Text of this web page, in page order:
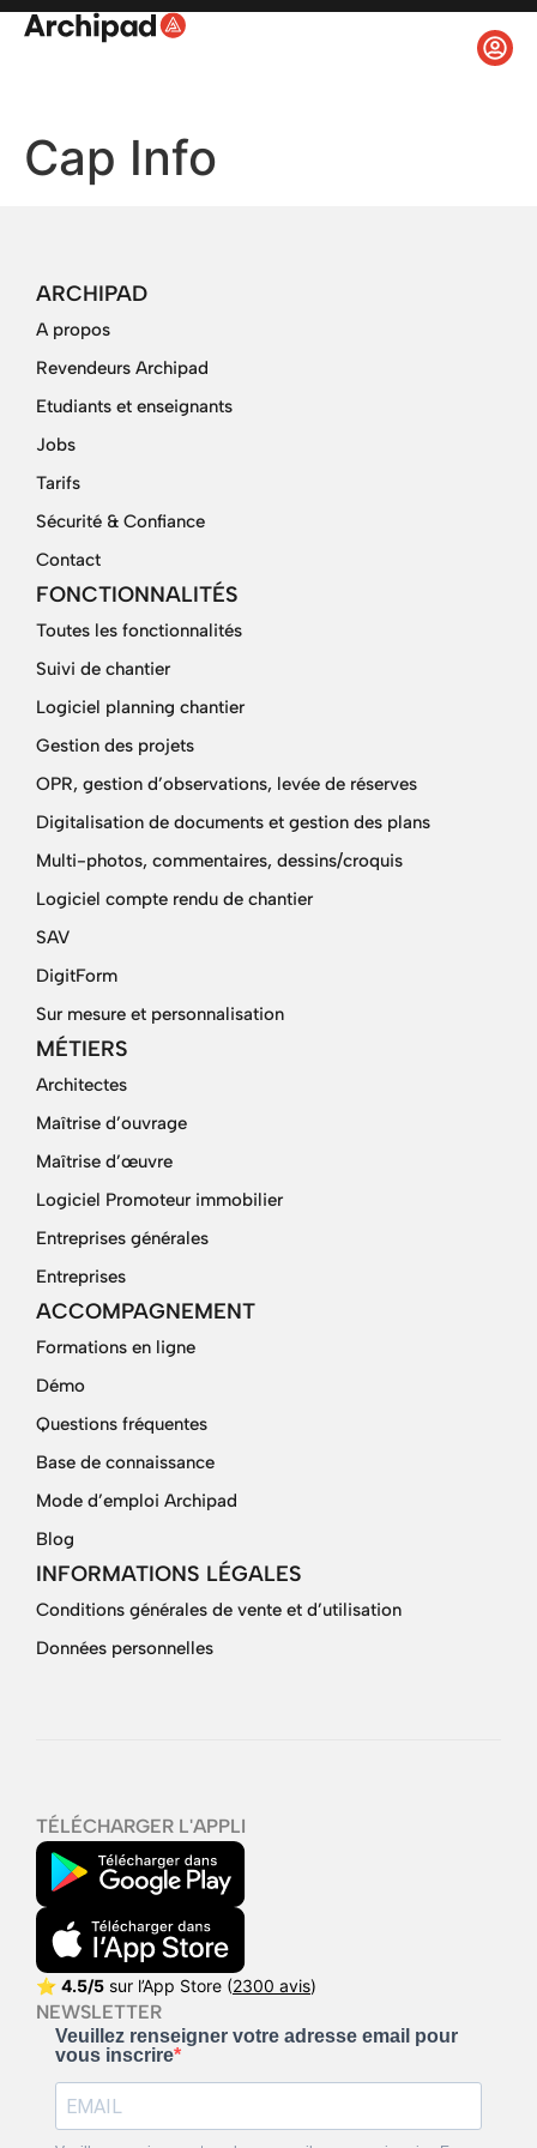
Cap Info
ARCHIPAD
A propos
Revendeurs Archipad
Etudiants et enseignants
Jobs
Tarifs
Sécurité & Confiance
Contact
FONCTIONNALITÉS
Toutes les fonctionnalités
Suivi de chantier
Logiciel planning chantier
Gestion des projets
OPR, gestion d’observations, levée de réserves
Digitalisation de documents et gestion des plans
Multi-photos, commentaires, dessins/croquis
Logiciel compte rendu de chantier
SAV
DigitForm
Sur mesure et personnalisation
MÉTIERS
Architectes
Maîtrise d’ouvrage
Maîtrise d’œuvre
Logiciel Promoteur immobilier
Entreprises générales
Entreprises
ACCOMPAGNEMENT
Formations en ligne
Démo
Questions fréquentes
Base de connaissance
Mode d’emploi Archipad
Blog
INFORMATIONS LÉGALES
Conditions générales de vente et d’utilisation
Données personnelles
TÉLÉCHARGER L'APPLI
⭐ 4.5/5 sur l’App Store (2300 avis)
NEWSLETTER
Veuillez renseigner votre adresse email pour
vous inscrire